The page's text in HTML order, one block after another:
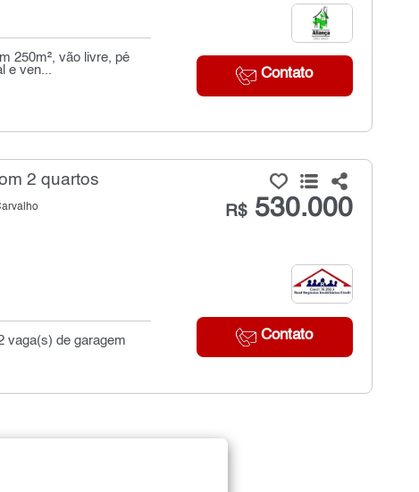
Contato
250m², vão livre, pé
e ven...
2 quartos
R$530.000
Contato
vaga(s) de garagem